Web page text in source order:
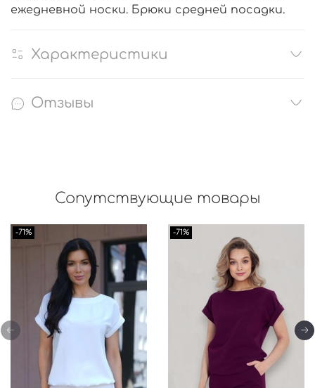
ежедневной носки. Брюки средней посадки.
Характеристики
Отзывы
Сопутствующие товары
-71% -71%